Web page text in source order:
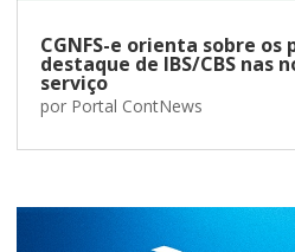
CGNFS-e orienta sobre os
destaque de IBS/CBS nas
serviço
por Portal ContNews